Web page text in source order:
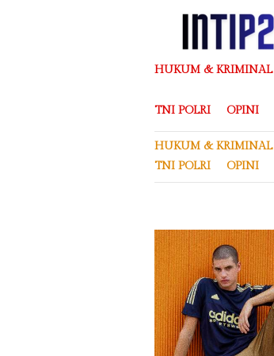
HUKUM & KRIMINAL
TNI POLRI OPINI
HUKUM & KRIMINAL
TNI POLRI
OPINI